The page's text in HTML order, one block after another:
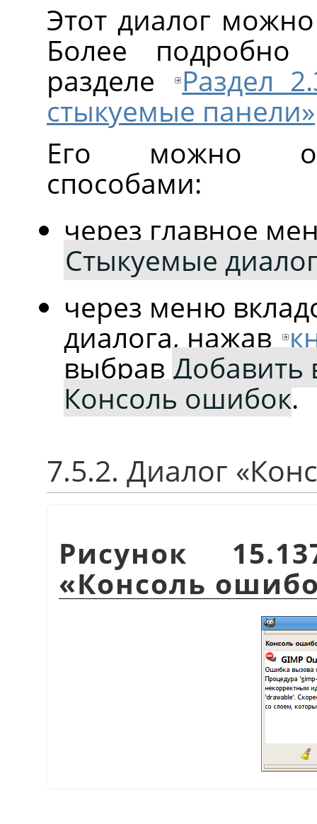
Этот диалог
Более
разделе
Раздел
стыкуемые панели»
Его можно
способами:
через главное
Стыкуемые
через меню
диалога, нажав
выбрав Добавить
Консоль ошибок.
7.5.2. Диалог «
Рисунок
«Консоль